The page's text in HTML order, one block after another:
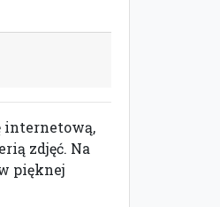
internetową,
zdjęć. Na
pięknej